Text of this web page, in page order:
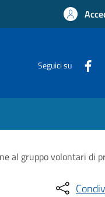
Seguici su
al gruppo volontari di